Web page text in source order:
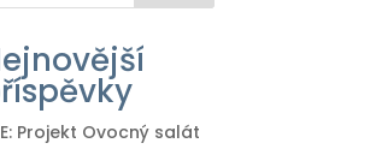
Projekt Ovocný salát